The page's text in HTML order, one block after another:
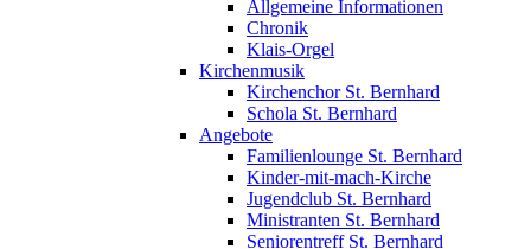
Allgemeine Informationen
Chronik
Klais-Orgel
Kirchenmusik
Kirchenchor St. Bernhard
Schola St. Bernhard
Angebote
Familienlounge St. Bernhard
Kinder-mit-mach-Kirche
Jugendclub St. Bernhard
Ministranten St. Bernhard
Seniorentreff St. Bernhard